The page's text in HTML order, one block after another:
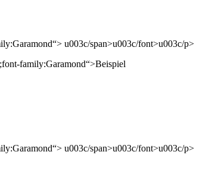
u003c/span>u003c/font>u003c/p>
family:Garamond“>Beispiel
u003c/span>u003c/font>u003c/p>